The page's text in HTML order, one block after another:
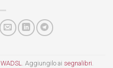
WADSL. Aggiungilo ai segnalibri.